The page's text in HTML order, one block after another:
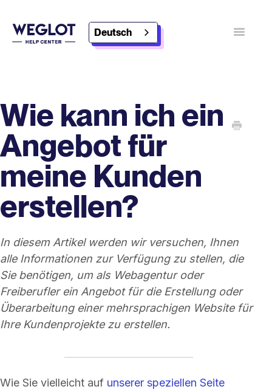
Deutsch
Wie kann ich ein
Angebot für
meine Kunden
erstellen?
In diesem Artikel werden wir versuchen, Ihnen
alle Informationen zur Verfügung zu stellen, die
Sie benötigen, um als Webagentur oder
Freiberufler ein Angebot für die Erstellung oder
Überarbeitung einer mehrsprachigen Website für
Ihre Kundenprojekte zu erstellen.
Wie Sie vielleicht auf unserer speziellen Seite